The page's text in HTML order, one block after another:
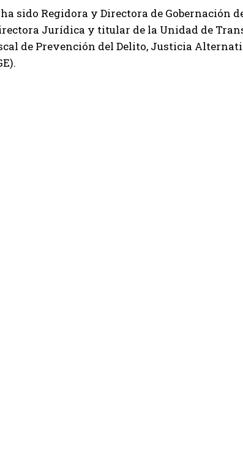
sido Regidora y Directora de Gobernación
Jurídica y titular de la Unidad de
de Prevención del Delito, Justicia